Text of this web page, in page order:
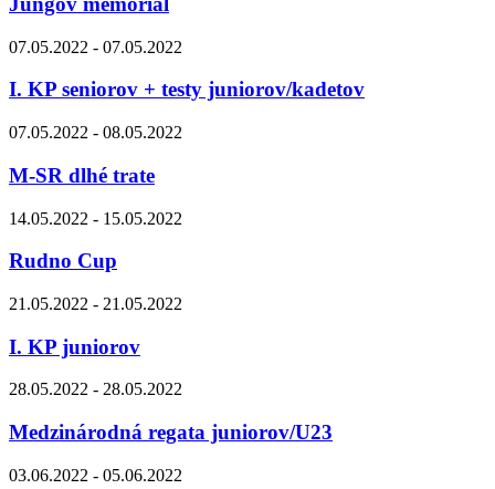
07.05.2022 - 07.05.2022
I. KP seniorov + testy juniorov/kadetov
07.05.2022 - 08.05.2022
M-SR dlhé trate
14.05.2022 - 15.05.2022
Rudno Cup
21.05.2022 - 21.05.2022
I. KP juniorov
28.05.2022 - 28.05.2022
Medzinárodná regata juniorov/U23
03.06.2022 - 05.06.2022